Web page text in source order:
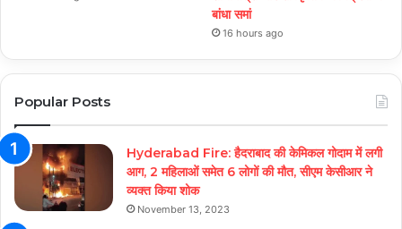
बांधा समां
16 hours ago
Popular Posts
Hyderabad Fire: हैदराबाद की केमिकल गोदाम में लगी
आग, 2 महिलाओं समेत 6 लोगों की मौत, सीएम केसीआर ने
व्यक्त किया शोक
November 13, 2023